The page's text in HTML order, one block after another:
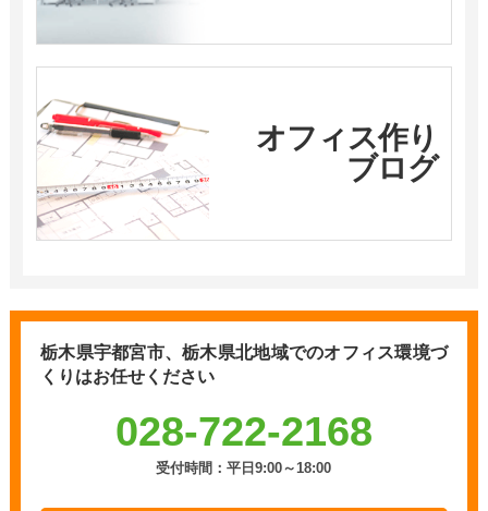
オフィス作り
ブログ
栃木県宇都宮市、栃木県北地域でのオフィス環境づ
くりはお任せください
028-722-2168
受付時間：平日9:00～18:00